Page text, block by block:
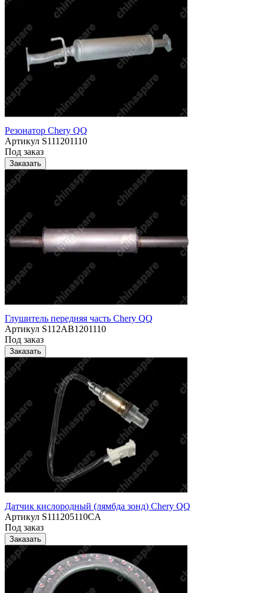
Резонатор Chery QQ
Артикул S111201110
Под заказ
Заказать
Глушитель передняя часть Chery QQ
Артикул S112AB1201110
Под заказ
Заказать
Датчик кислородный (лямбда зонд) Chery QQ
Артикул S111205110CA
Под заказ
Заказать